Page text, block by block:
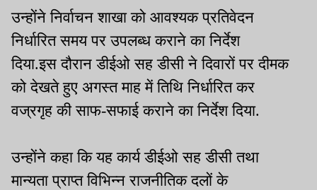
उन्होंने निर्वाचन शाखा को आवश्यक प्रतिवेदन
निर्धारित समय पर उपलब्ध कराने का निर्देश
दिया.इस दौरान डीईओ सह डीसी ने दिवारों पर दीमक
को देखते हुए अगस्त माह में तिथि निर्धारित कर
वज्रगृह की साफ-सफाई कराने का निर्देश दिया.
उन्होंने कहा कि यह कार्य डीईओ सह डीसी तथा
मान्यता प्राप्त विभिन्न राजनीतिक दलों के